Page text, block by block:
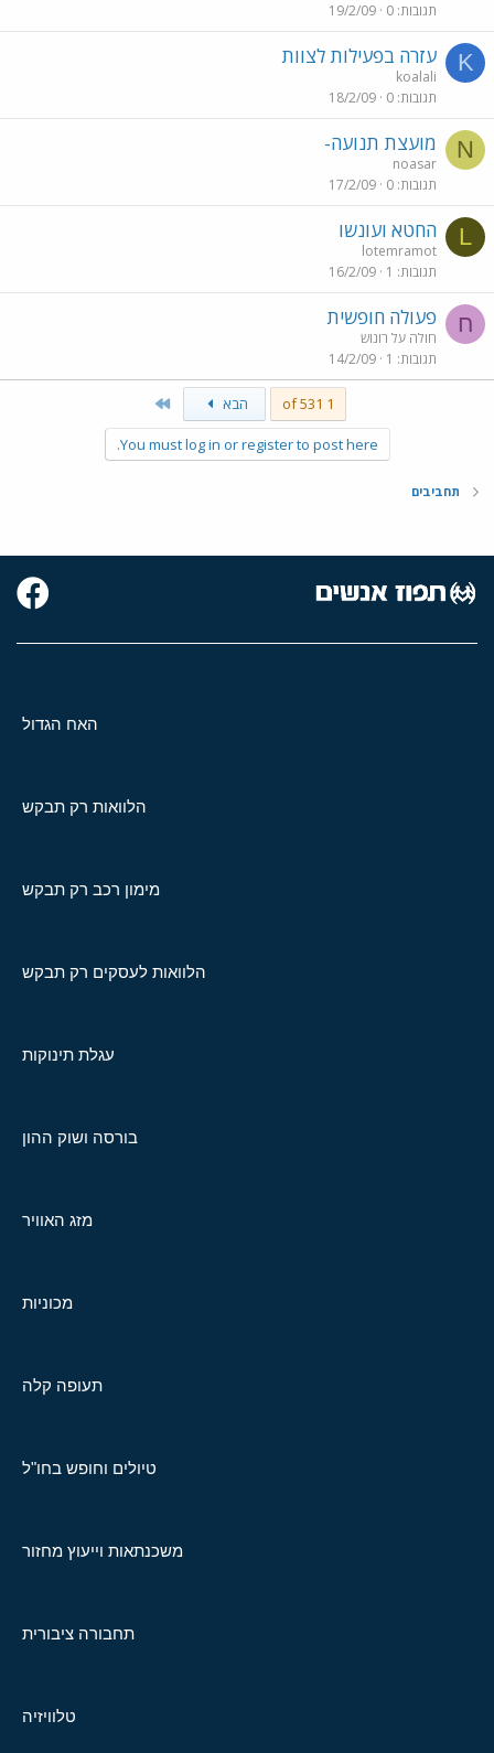
תגובות 0
19/2/09
K עזרה בפעילות לצוות
koalali
תגובות 0
18/2/09
N מועצת תנועה-
noasar
תגובות 0
17/2/09
L החטא ועונשו
lotemramot
תגובות 1
16/2/09
ח פעולה חופשית
חולה על רונוש
תגובות 1
14/2/09
1 of 531 הבא
You must log in or register to post here.
תחביבים
האח הגדול
הלוואות רק תבקש
מימון רכב רק תבקש
הלוואות לעסקים רק תבקש
עגלת תינוקות
בורסה ושוק ההון
מזג האוויר
מכוניות
תעופה קלה
טיולים וחופש בחו"ל
משכנתאות וייעוץ מחזור
תחבורה ציבורית
טלוויזיה